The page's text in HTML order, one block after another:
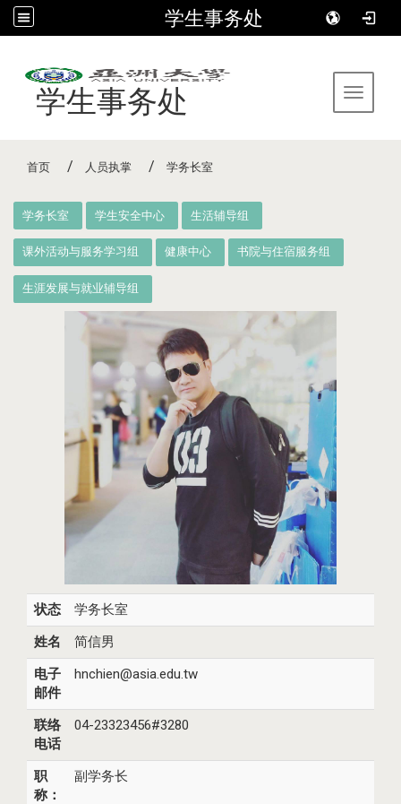
学生事务处
Toggle
学生事务处
首页 人员执掌 学务长室
学务长室 学生安全中心 生活辅导组
课外活动与服务学习组 健康中心 书院与住宿服务组
生涯发展与就业辅导组
状态
学务长室
姓名
简信男
电子
邮件
hnchien@asia.edu.tw
联络
电话
04-23323456#3280
职
称：
副学务长